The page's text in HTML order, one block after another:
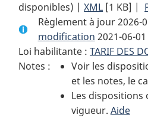
:
Décret
une
aux
États-
disponibles) |XML Texte
complet
:
Décret
imposant
une
surtaxe
aux
[1 KB] |
Règlement à jour 2026-
modification 2021-06-01
Loi habilitante :TARIF DES
Notes :
Voir les
et les notes, le
Les dispositions
vigueur. Aide